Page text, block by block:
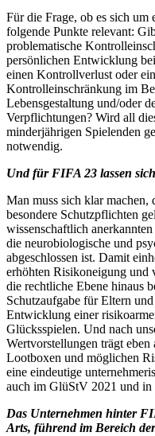
Für die Frage, ob es sich um
folgende Punkte relevant:
problematische
persönlichen Entwicklung
einen Kontrollverlust oder
Kontrolleinschränkung im
Lebensgestaltung und/oder
Verpflichtungen? Wird all
minderjährigen Spielenden
notwendig.
Und für FIFA 23 lassen
Man muss sich klar machen,
besondere Schutzpflichten
wissenschaftlich
die neurobiologische und
abgeschlossen ist. Damit
erhöhten Risikoneigung und
die rechtliche Ebene hinaus
Schutzaufgabe für Eltern
Entwicklung einer
Glücksspielen. Und nach
Wertvorstellungen trägt
Lootboxen und möglichen
eine eindeutige
auch im GlüStV 2021 und in
Das Unternehmen hinter
Arts, führend im Bereich